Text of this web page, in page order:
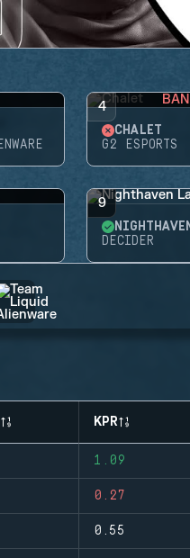
4
CHALET
G2 ESPORTS
9
DECIDER
KPR
1.09
0.27
0.55